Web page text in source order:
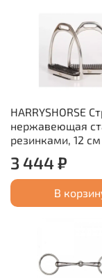
HARRYSHORSE
нержавеющая
резинками, 12 см
3 444 ₽
В